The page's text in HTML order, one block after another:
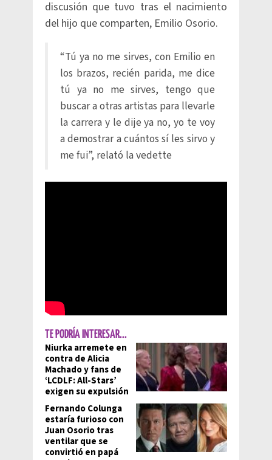
discusión que tuvo tras el nacimiento
del hijo que comparten, Emilio Osorio.
“Tú ya no me sirves, con Emilio en
los brazos, recién parida, me dice
tú ya no me sirves, tengo que
buscar a otras artistas para llevarle
la carrera y le dije ya no, yo te voy
a demostrar a cuántos sí les sirvo y
me fui”, relató la vedette
TE PODRÍA INTERESAR...
Niurka arremete en
contra de Alicia
Machado y fans de
‘LCDLF: All-Stars’
exigen su expulsión
Fernando Colunga
estaría furioso con
Juan Osorio tras
ventilar que se
convirtió en papá